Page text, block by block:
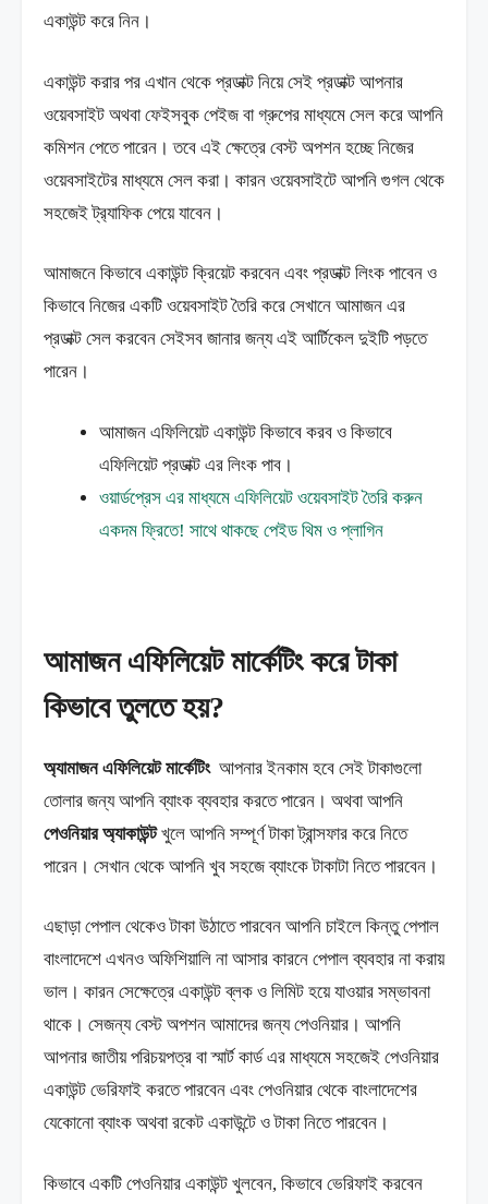
একাউন্ট করে নিন।
একাউন্ট করার পর এখান থেকে প্রডাক্ট নিয়ে সেই প্রডাক্ট আপনার
ওয়েবসাইট অথবা ফেইসবুক পেইজ বা গ্রুপের মাধ্যমে সেল করে আপনি
কমিশন পেতে পারেন। তবে এই ক্ষেত্রে বেস্ট অপশন হচ্ছে নিজের
ওয়েবসাইটের মাধ্যমে সেল করা। কারন ওয়েবসাইটে আপনি গুগল থেকে
সহজেই ট্র‍্যাফিক পেয়ে যাবেন।
আমাজনে কিভাবে একাউন্ট ক্রিয়েট করবেন এবং প্রডাক্ট লিংক পাবেন ও
কিভাবে নিজের একটি ওয়েবসাইট তৈরি করে সেখানে আমাজন এর
প্রডাক্ট সেল করবেন সেইসব জানার জন্য এই আর্টিকেল দুইটি পড়তে
পারেন।
আমাজন এফিলিয়েট একাউন্ট কিভাবে করব ও কিভাবে
এফিলিয়েট প্রডাক্ট এর লিংক পাব।
ওয়ার্ডপ্রেস এর মাধ্যমে এফিলিয়েট ওয়েবসাইট তৈরি করুন
একদম ফ্রিতে! সাথে থাকছে পেইড থিম ও প্লাগিন
আমাজন এফিলিয়েট মার্কেটিং করে টাকা
কিভাবে তুলতে হয়?
অ্যামাজন এফিলিয়েট মার্কেটিংআপনার ইনকাম হবে সেই টাকাগুলো
তোলার জন্য আপনি ব্যাংক ব্যবহার করতে পারেন। অথবা আপনি
পেওনিয়ার অ্যাকাউন্টখুলে আপনি সম্পূর্ণ টাকা ট্রান্সফার করে নিতে
পারেন। সেখান থেকে আপনি খুব সহজে ব্যাংকে টাকাটা নিতে পারবেন।
এছাড়া পেপাল থেকেও টাকা উঠাতে পারবেন আপনি চাইলে কিন্তু পেপাল
বাংলাদেশে এখনও অফিশিয়ালি না আসার কারনে পেপাল ব্যবহার না করায়
ভাল। কারন সেক্ষেত্রে একাউন্ট ব্লক ও লিমিট হয়ে যাওয়ার সম্ভাবনা
থাকে। সেজন্য বেস্ট অপশন আমাদের জন্য পেওনিয়ার। আপনি
আপনার জাতীয় পরিচয়পত্র বা স্মার্ট কার্ড এর মাধ্যমে সহজেই পেওনিয়ার
একাউন্ট ভেরিফাই করতে পারবেন এবং পেওনিয়ার থেকে বাংলাদেশের
যেকোনো ব্যাংক অথবা রকেট একাউন্টে ও টাকা নিতে পারবেন।
কিভাবে একটি পেওনিয়ার একাউন্ট খুলবেন, কিভাবে ভেরিফাই করবেন